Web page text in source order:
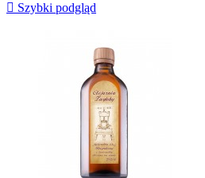
 Szybki podgląd